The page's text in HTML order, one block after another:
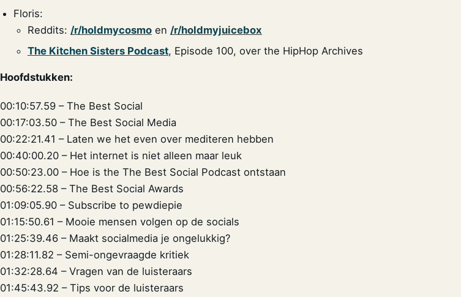
Floris:
Reddits: /r/holdmycosmoen /r/holdmyjuicebox
The Kitchen Sisters Podcast, Episode 100, over the HipHop Archives
Hoofdstukken:
00:10:57.59 – The Best Social
00:17:03.50 – The Best Social Media
00:22:21.41 – Laten we het even over mediteren hebben
00:40:00.20 – Het internet is niet alleen maar leuk
00:50:23.00 – Hoe is the The Best Social Podcast ontstaan
00:56:22.58 – The Best Social Awards
01:09:05.90 – Subscribe to pewdiepie
01:15:50.61 – Mooie mensen volgen op de socials
01:25:39.46 – Maakt socialmedia je ongelukkig?
01:28:11.82 – Semi-ongevraagde kritiek
01:32:28.64 – Vragen van de luisteraars
01:45:43.92 – Tips voor de luisteraars